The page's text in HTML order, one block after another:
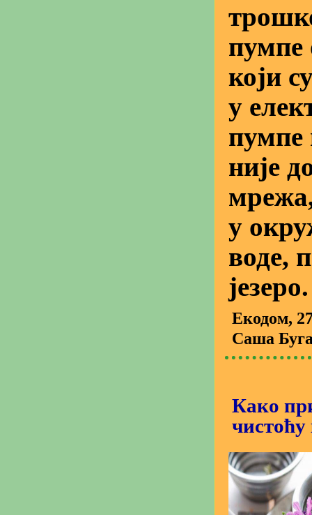
пумпе
који
у
пумпе
није
у
воде,
језеро.
Екодом,
Саша
Како
чистоћу